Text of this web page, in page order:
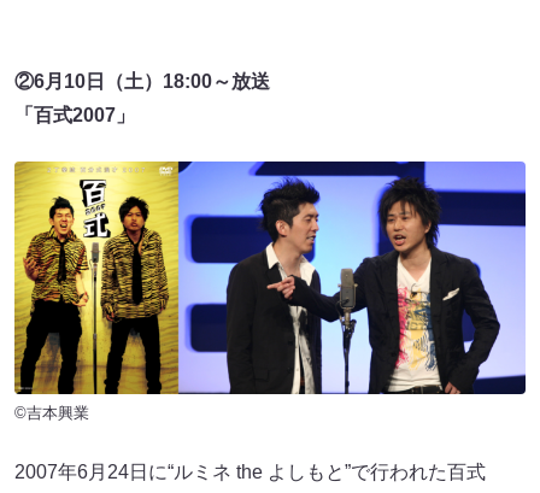
②6月10日（土）18:00～放送
「百式2007」
©吉本興業
2007年6月24日に“ルミネ the よしもと”で行われた百式